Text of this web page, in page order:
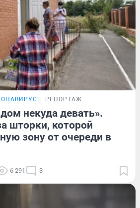
РЕПОРТАЖ
некуда девать».
шторки, которой
зону от очереди в
6 291 3